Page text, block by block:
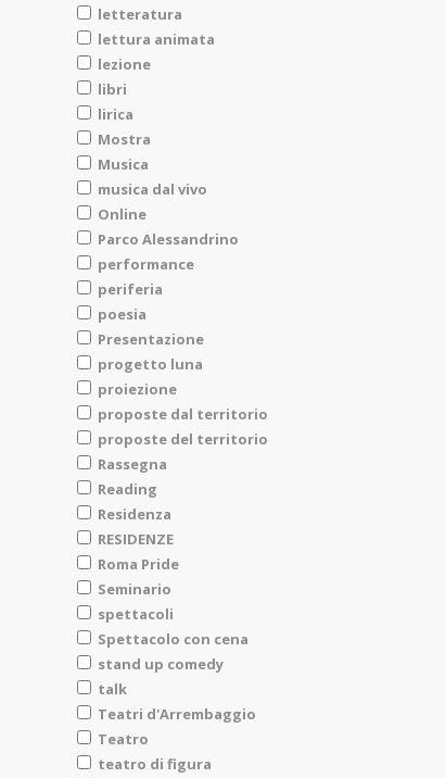
letteratura
lettura animata
lezione
libri
lirica
Mostra
Musica
musica dal vivo
Online
Parco Alessandrino
performance
periferia
poesia
Presentazione
progetto luna
proiezione
proposte dal territorio
proposte del territorio
Rassegna
Reading
Residenza
RESIDENZE
Roma Pride
Seminario
spettacoli
Spettacolo con cena
stand up comedy
talk
Teatri d'Arrembaggio
Teatro
teatro di figura